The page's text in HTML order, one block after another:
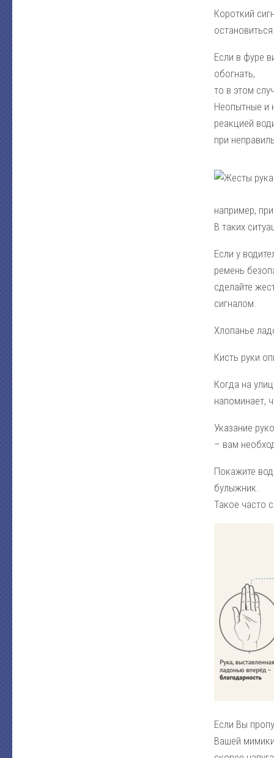
Короткий
Если в фуре
обогнать,
то в этом
Неопытные и
реакцией
при
например,
В таких
Если у
ремень
сделайте
сигналом.
Хлопанье
Кисть руки
Когда на
напоминает,
Указание
– вам
Покажите
булыжник.
Такое часто
Если Вы
Вашей